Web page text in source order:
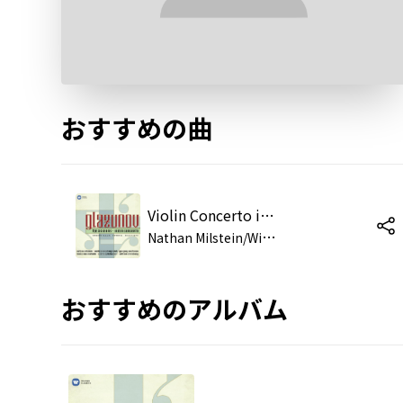
おすすめの曲
Violin Concerto in A minor, Op. 82 (1993 Remastered Version): Moderato - Tranquillo
N
athan Milstein/William Steinberg/Pittsburgh Symphony Orchestra
おすすめのアルバム